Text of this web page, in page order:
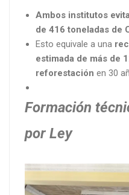
Ambos institutos
de 416 toneladas de
Esto equivale a una
estimada de más de
reforestación en 30
Formación
por Ley